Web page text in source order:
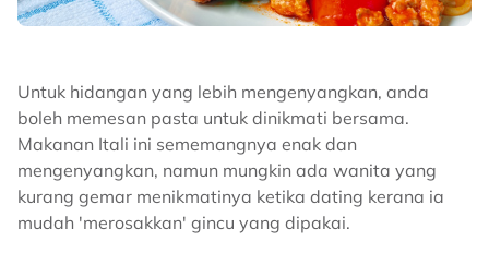
Untuk hidangan yang lebih mengenyangkan, anda
boleh memesan pasta untuk dinikmati bersama.
Makanan Itali ini sememangnya enak dan
mengenyangkan, namun mungkin ada wanita yang
kurang gemar menikmatinya ketika dating kerana ia
mudah 'merosakkan' gincu yang dipakai.